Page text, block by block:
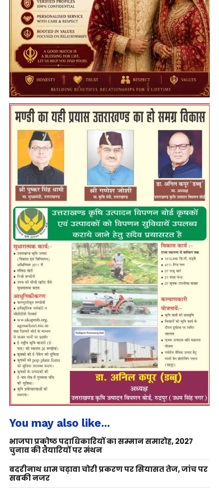
You may also like...
भाजपा प्रकोष्ठ पदाधिकारियों का सम्मान समारोह, 2027
चुनाव की तैयारियों पर मंथन
बदरीनाथ धाम चढ़ावा चोरी प्रकरण पर सियासत तेज, जांच पर
सबकी नजर